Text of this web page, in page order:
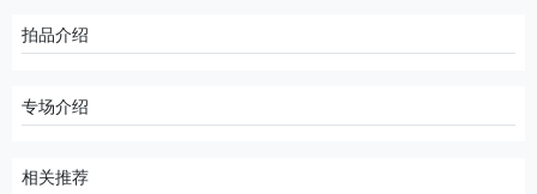
拍品介绍
专场介绍
相关推荐